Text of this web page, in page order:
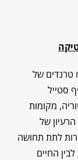
טרנדים של
סטייל
מקומות
של
לתת תחושה
החיים